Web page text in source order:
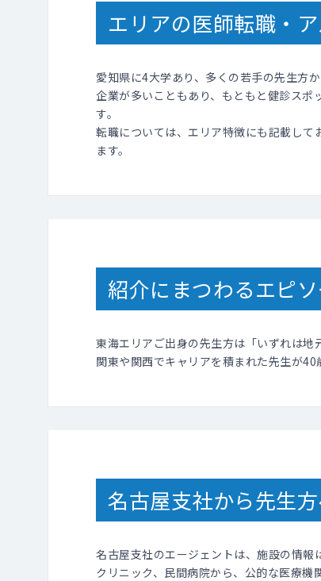
エリアの医師転職・
愛知県に4大学あり、多くの若手の先生方
企業が多いこともあり、もともと健診ス
す。
転職については、エリア特徴にも記載し
ます。
紹介にまつわるエピ
東海エリアご出身の先生方は「いずれは地
関東や関西でキャリアを積まれた先生が
名古屋支社から先生
名古屋支社のエージェントは、施設の情報
クリニック、民間病院から、公的な医療